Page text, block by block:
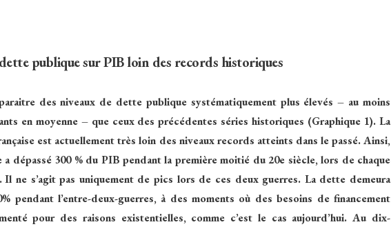
publique sur PIB loin des records historiques
des niveaux de dette publique systématiquement plus élevés – au moins
en moyenne – que ceux des précédentes séries historiques (Graphique 1). La
est actuellement très loin des niveaux records atteints dans le passé.Ainsi,
dépassé 300 % du PIB pendant la première moitié du 20e siècle, lors de chaque
Il ne s’agit pas uniquement de pics lors de ces deux guerres. La dette demeura
pendant l’entre-deux-guerres, à des moments où des besoins de financement
pour des raisons existentielles, comme c’est le cas aujourd’hui. Au dix-